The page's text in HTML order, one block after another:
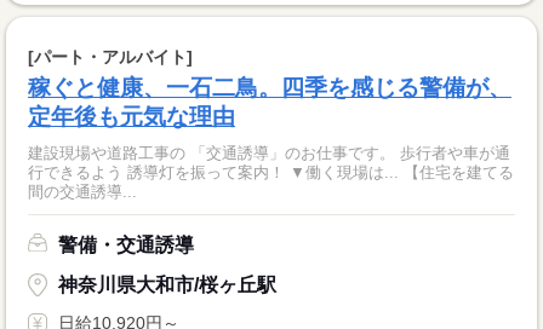
[パート・アルバイト]
稼ぐと健康、一石二鳥。四季を感じる警備が、
定年後も元気な理由
建設現場や道路工事の 「交通誘導」のお仕事です。 歩行者や車が通
行できるよう 誘導灯を振って案内！ ▼働く現場は... 【住宅を建てる
間の交通誘導...
警備・交通誘導
神奈川県大和市/桜ヶ丘駅
日給10,920円～